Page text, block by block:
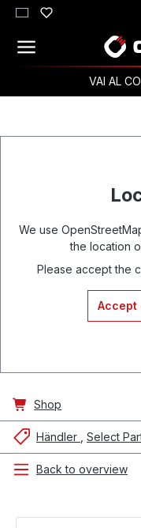
Passa al contenuto
VAI AL
We use
the location
Please accept the
Accept
Shop
Händler Select
Back to overview